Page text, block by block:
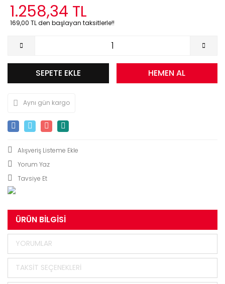
1.258,34 TL
169,00 TL den başlayan taksitlerle!!
SEPETE EKLE HEMEN AL
Aynı gün kargo
Yorum Yaz
Tavsiye Et
ÜRÜN BILGISI
YORUMLAR
TAKSIT SEÇENEKLERI